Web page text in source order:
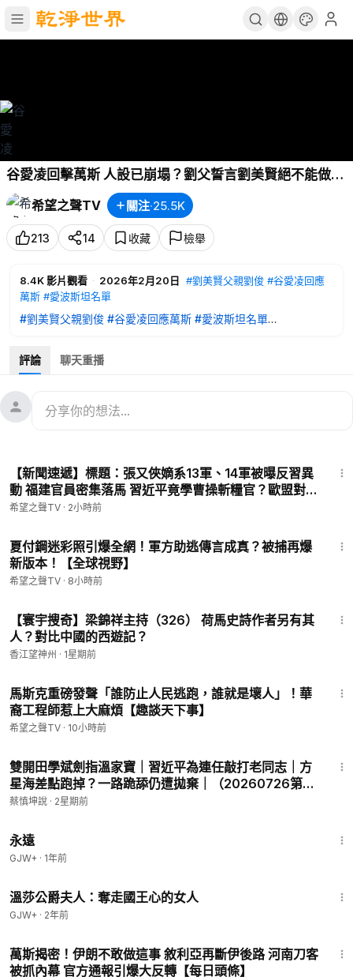
谷愛凌回擊萬斯 人設已崩塌？劉父誓言劉美賢絕不能做的
事 愛潑斯坦案牽出中南海名單【每日頭條】
希望之聲TV
關注·25.5K
213 14 收藏 檢舉
8.4K影片觀看 · 2026年2月20日 #劉美賢父親劉俊 #谷愛凌回應
萬斯 #愛波斯坦名單
#劉美賢父親劉俊 #谷愛凌回應萬斯 #愛波斯坦名單
2月20日內容提要：
00:29
08:46美或啟動斬首行動？美伊談判陷臨界點
10:52
希望之聲TV的每日頭條節目，為您帶來美國、中國、歐洲和國際
上發生的最新消息和重大新聞。我們會請專家為您解讀重要事件
的前因後果、以及發展方向。
（所有嘉賓的觀點不代表本台觀點）
💟捐助我們 ►https://donorbox.org/soh-tv
🌱 健康520 ►https://healthcare520.com/
▬▬▬▬▬▬▬▬▬▬▬▬▬▬▬▬
希望之聲TV （SOH TV）每天會為您及時報導中國、香港，台
評論員分析當前的時政新聞、即時新聞和實時新聞等; 希望之聲
真相節目深受大陸觀眾喜愛。當前中共已成全世界焦點，習近平
治下的中國命運將如何，中國觀察節目會通過紀錄片及記者採訪
為您及時報導。
評論 聊天重播
【新聞速遞】標題：張又俠嫡系13軍、14軍被曝反習異
動 福建官員密集落馬 習近平竟學曹操斬糧官？歐盟對中
祭硬手：穿透制裁中共供應鏈！【新聞速遞】
希望之聲TV · 2小時前
夏付鋼迷彩照引爆全網！軍方助逃傳言成真？被捕再爆
新版本！【全球視野】
希望之聲TV · 8小時前
【寰宇搜奇】梁錦祥主持（326） 荷馬史詩作者另有其
人？對比中國的西遊記？
香江望神州 · 1星期前
馬斯克重磅發聲「誰防止人民逃跑，誰就是壞人」！華
裔工程師惹上大麻煩【趣談天下事】
希望之聲TV · 10小時前
雙開田學斌劍指溫家寶｜習近平為連任敲打老同志｜方
星海差點跑掉？一路跪舔仍遭拋棄｜（20260726第
1157期）#熱門話題
蔡慎坤說 · 2星期前
永遠
GJW+ · 1年前
溫莎公爵夫人：奪走國王心的女人
GJW+ · 2年前
萬斯揭密！伊朗不敢做這事 敘利亞再斷伊後路 河南刀客
被抓內幕 官方通報引爆大反轉【每日頭條】